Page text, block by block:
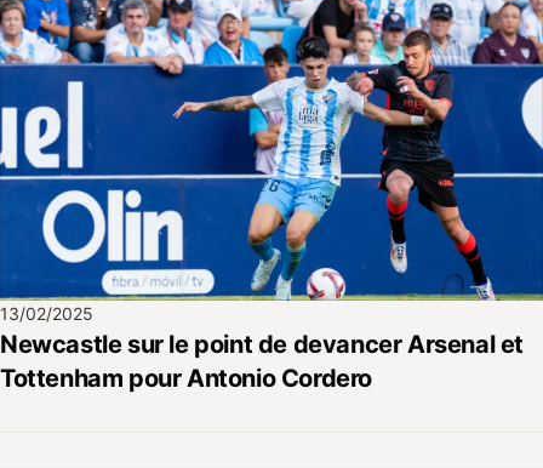
13/02/2025
Newcastle sur le point de devancer Arsenal et
Tottenham pour Antonio Cordero